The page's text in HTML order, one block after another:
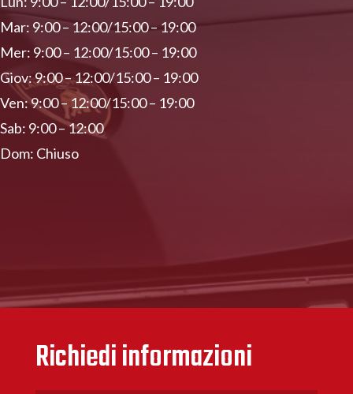
Mar: 9:00 – 12:00/15:00 – 19:00
Mer: 9:00 – 12:00/15:00 – 19:00
Giov: 9:00 – 12:00/15:00 – 19:00
Ven: 9:00 – 12:00/15:00 – 19:00
Sab: 9:00 – 12:00
Dom: Chiuso
Richiedi informazioni